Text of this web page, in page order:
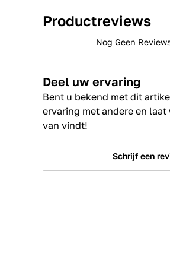
Productreviews
Nog Geen
Deel uw ervaring
Bent u bekend met dit
ervaring met andere en laat
van vindt!
Schrijf een